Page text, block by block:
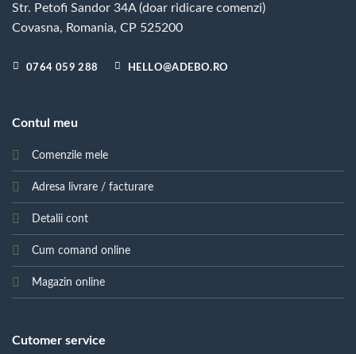
în
pagina
Str. Petofi Sandor 34A (doar ridicare comenzi)
Covasna, Romania, CP 525200
0764 059 288 HELLO@ADEBO.RO
Contul meu
Comenzile mele
Adresa livrare / facturare
Detalii cont
Cum comand online
Magazin online
Cutomer service